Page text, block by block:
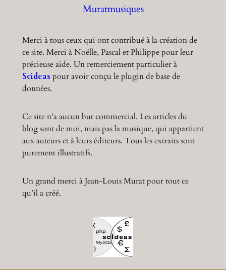
Muratmusiques
Merci à tous ceux qui ont contribué à la création de
ce site. Merci à Noëlle, Pascal et Philippe pour leur
précieuse aide. Un remerciement particulier à
Scideas pour avoir conçu le plugin de base de
données.
Ce site n’a aucun but commercial. Les articles du
blog sont de moi, mais pas la musique, qui appartient
aux auteurs et à leurs éditeurs. Tous les extraits sont
purement illustratifs.
Un grand merci à Jean-Louis Murat pour tout ce
qu’il a créé.